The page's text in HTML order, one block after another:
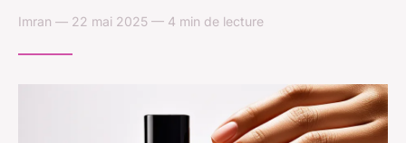
Imran — 22 mai 2025 — 4 min de lecture